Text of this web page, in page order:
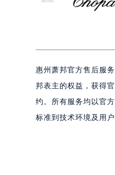
泰州
绍兴
嘉兴
南昌
济南
广州
深圳
惠州
惠州萧邦官方售后服
邦表主的权益，获得
约。所有服务均以官
标准到技术环境及用